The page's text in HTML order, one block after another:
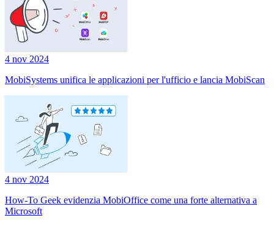
4 nov 2024
MobiSystems unifica le applicazioni per l'ufficio e lancia MobiScan
4 nov 2024
How-To Geek evidenzia MobiOffice come una forte alternativa a
Microsoft